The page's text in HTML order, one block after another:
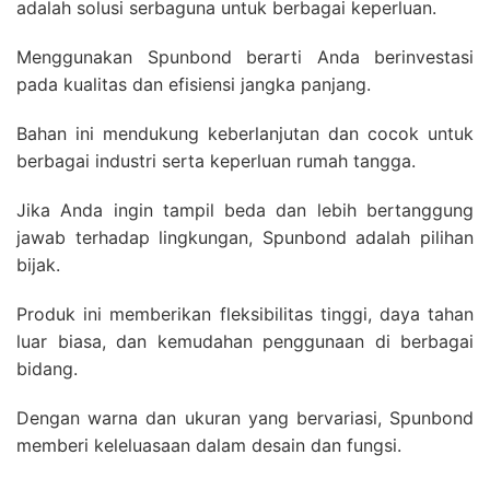
adalah solusi serbaguna untuk berbagai keperluan.
Menggunakan Spunbond berarti Anda berinvestasi
pada kualitas dan efisiensi jangka panjang.
Bahan ini mendukung keberlanjutan dan cocok untuk
berbagai industri serta keperluan rumah tangga.
Jika Anda ingin tampil beda dan lebih bertanggung
jawab terhadap lingkungan, Spunbond adalah pilihan
bijak.
Produk ini memberikan fleksibilitas tinggi, daya tahan
luar biasa, dan kemudahan penggunaan di berbagai
bidang.
Dengan warna dan ukuran yang bervariasi, Spunbond
memberi keleluasaan dalam desain dan fungsi.